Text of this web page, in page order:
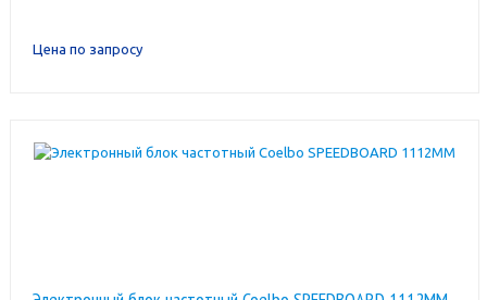
Цена по запросу